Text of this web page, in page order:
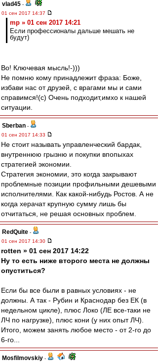
vlad45 -
01 сен 2017 14:37
mp » 01 сен 2017 14:21
Если профессионалы дальше мешать не
будут)
Во! Ключевая мысль!-)))
Не помню кому принадлежит фраза: Боже,
избави нас от друзей, с врагами мы и сами
справимся!(с) Очень подходит,имхо к нашей
ситуации.
Sberban -
01 сен 2017 14:33
Не стоит называть управленческий бардак,
внутреннюю грызню и покупки впопыхах
стратегией экономии.
Стратегия экономии, это когда закрывают
проблемные позиции профильными дешевыми
исполнителями. Как какой-нибудь Ростов. А не
когда херачат крупную сумму лишь бы
отчитаться, не решая основных проблем.
RedQuite -
01 сен 2017 14:30
rotten » 01 сен 2017 14:22
Ну то есть ниже второго места не должны
опуститься?
Если бы все были в равных условиях - не
должны. А так - Рубин и Краснодар без ЕК (в
недельном цикле), плюс Локо (ЛЕ все-таки не
ЛЧ по нагрузке), плюс кони (у них опыт ЛЧ).
Итого, можем занять любое место - от 2-го до
6-го...
Mosfilmovskiy -